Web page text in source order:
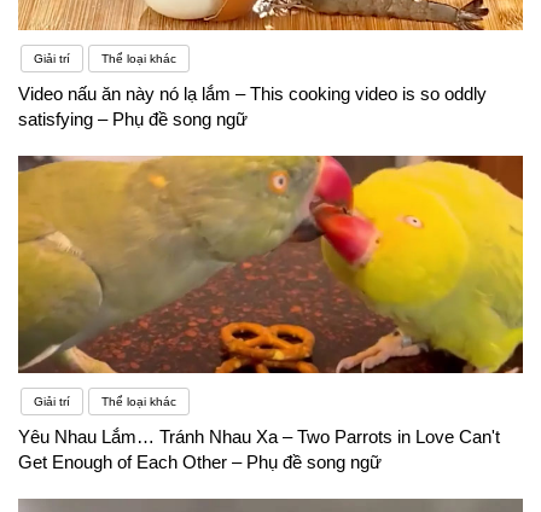
Giải trí Thể loại khác
Video nấu ăn này nó lạ lắm – This cooking video is so oddly
satisfying – Phụ đề song ngữ
Giải trí Thể loại khác
Yêu Nhau Lắm… Tránh Nhau Xa – Two Parrots in Love Can't
Get Enough of Each Other – Phụ đề song ngữ